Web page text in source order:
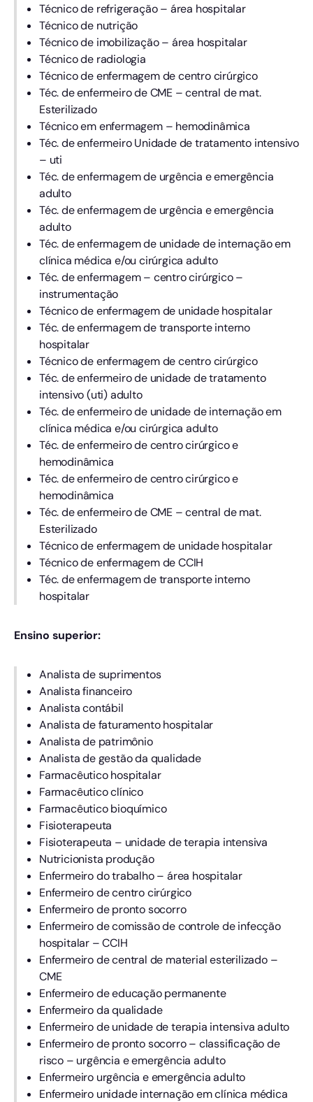
Técnico de refrigeração – área hospitalar
Técnico de nutrição
Técnico de imobilização – área hospitalar
Técnico de radiologia
Técnico de enfermagem de centro cirúrgico
Téc. de enfermeiro de CME – central de mat.
Esterilizado
Técnico em enfermagem – hemodinâmica
Téc. de enfermeiro Unidade de tratamento intensivo
– uti
Téc. de enfermagem de urgência e emergência
adulto
Téc. de enfermagem de urgência e emergência
adulto
Téc. de enfermagem de unidade de internação em
clínica médica e/ou cirúrgica adulto
Téc. de enfermagem – centro cirúrgico –
instrumentação
Técnico de enfermagem de unidade hospitalar
Téc. de enfermagem de transporte interno
hospitalar
Técnico de enfermagem de centro cirúrgico
Téc. de enfermeiro de unidade de tratamento
intensivo (uti) adulto
Téc. de enfermeiro de unidade de internação em
clínica médica e/ou cirúrgica adulto
Téc. de enfermeiro de centro cirúrgico e
hemodinâmica
Téc. de enfermeiro de centro cirúrgico e
hemodinâmica
Téc. de enfermeiro de CME – central de mat.
Esterilizado
Técnico de enfermagem de unidade hospitalar
Técnico de enfermagem de CCIH
Téc. de enfermagem de transporte interno
hospitalar
Ensino superior:
Analista de suprimentos
Analista financeiro
Analista contábil
Analista de faturamento hospitalar
Analista de patrimônio
Analista de gestão da qualidade
Farmacêutico hospitalar
Farmacêutico clínico
Farmacêutico bioquímico
Fisioterapeuta
Fisioterapeuta – unidade de terapia intensiva
Nutricionista produção
Enfermeiro do trabalho – área hospitalar
Enfermeiro de centro cirúrgico
Enfermeiro de pronto socorro
Enfermeiro de comissão de controle de infecção
hospitalar – CCIH
Enfermeiro de central de material esterilizado –
CME
Enfermeiro de educação permanente
Enfermeiro da qualidade
Enfermeiro de unidade de terapia intensiva adulto
Enfermeiro de pronto socorro – classificação de
risco – urgência e emergência adulto
Enfermeiro urgência e emergência adulto
Enfermeiro unidade internação em clínica médica